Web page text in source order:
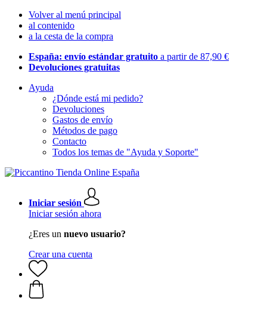
Volver al menú principal
al contenido
a la cesta de la compra
España: envío estándar gratuito a partir de 87,90 €
Devoluciones gratuitas
Ayuda
¿Dónde está mi pedido?
Devoluciones
Gastos de envío
Métodos de pago
Contacto
Todos los temas de "Ayuda y Soporte"
Iniciar sesión
Iniciar sesión ahora
¿Eres un nuevo usuario?
Crear una cuenta